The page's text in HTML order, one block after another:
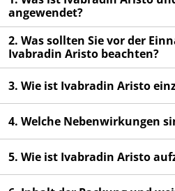
Dieses Arzneimittel wurde
verschrieben. Geben Sie
Es kann anderen
diese die gleichen
Wenn Sie
sich an Ihren Arzt oder
für Nebenwirkungen, die
Packungsbeilage
4.
angewendet?
2. Was sollten Sie vor der
Ivabradin Aristo beachten?
3. Wie ist Ivabradin Aristo
4. Welche Nebenwirkungen
5. Wie ist Ivabradin Aristo